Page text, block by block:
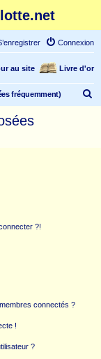
Connexion
Livre d'or
au site
fréquemment)
?!
connectés ?
!
?